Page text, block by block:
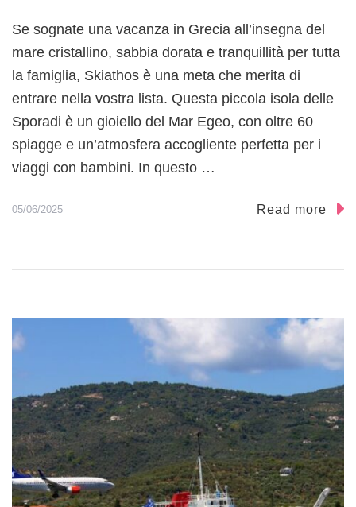
Se sognate una vacanza in Grecia all’insegna del
mare cristallino, sabbia dorata e tranquillità per tutta
la famiglia, Skiathos è una meta che merita di
entrare nella vostra lista. Questa piccola isola delle
Sporadi è un gioiello del Mar Egeo, con oltre 60
spiagge e un’atmosfera accogliente perfetta per i
viaggi con bambini. In questo …
05/06/2025 Read more